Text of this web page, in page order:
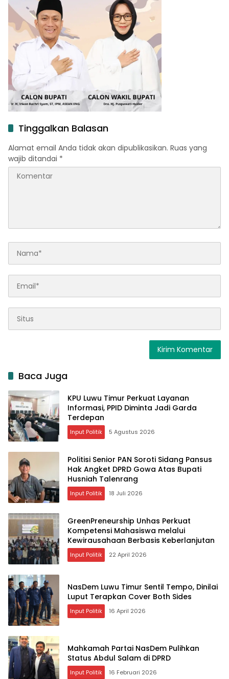
Tinggalkan Balasan
Alamat email Anda tidak akan dipublikasikan. Ruas yang
wajib ditandai *
Baca Juga
KPU Luwu Timur Perkuat Layanan
Informasi, PPID Diminta Jadi Garda
Terdepan
Input Politik 5 Agustus 2026
Politisi Senior PAN Soroti Sidang Pansus
Hak Angket DPRD Gowa Atas Bupati
Husniah Talenrang
Input Politik 18 Juli 2026
GreenPreneurship Unhas Perkuat
Kompetensi Mahasiswa melalui
Kewirausahaan Berbasis Keberlanjutan
Input Politik 22 April 2026
NasDem Luwu Timur Sentil Tempo, Dinilai
Luput Terapkan Cover Both Sides
Input Politik 16 April 2026
Mahkamah Partai NasDem Pulihkan
Status Abdul Salam di DPRD
Input Politik 16 Februari 2026